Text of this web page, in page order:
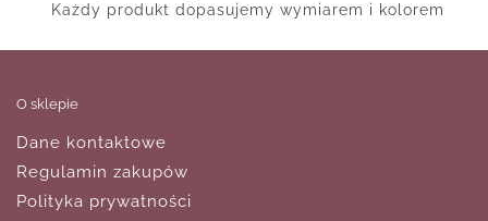
Każdy produkt dopasujemy wymiarem i kolorem
O sklepie
Dane kontaktowe
Regulamin zakupów
Polityka prywatności